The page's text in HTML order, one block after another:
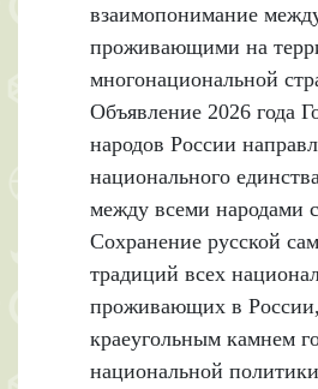
взаимопонимание
проживающими на
многонациональной
Объявление 2026 года
народов России
национального
между всеми народами
Сохранение русской
традиций всех
проживающих в России,
краеугольным камнем
национальной